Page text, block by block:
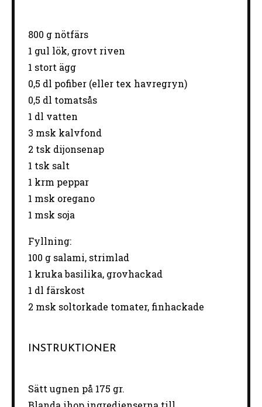
800 gnötfärs
1 gul lök, grovt riven
1 stort ägg
0,5 dl pofiber (eller tex havregryn)
0,5 dl tomatsås
1 dl vatten
3 msk kalvfond
2 tsk dijonsenap
1 tsk salt
1 krm peppar
1 msk oregano
1 msk soja
Fyllning:
100 gsalami, strimlad
1 kruka basilika, grovhackad
1 dl färskost
2 msk soltorkade tomater, finhackade
INSTRUKTIONER
Sätt ugnen på 175 gr.